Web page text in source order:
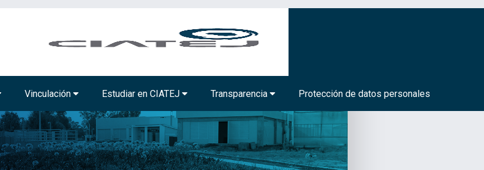
Vinculación Estudiar en CIATEJ Transparencia Protección de datos personales